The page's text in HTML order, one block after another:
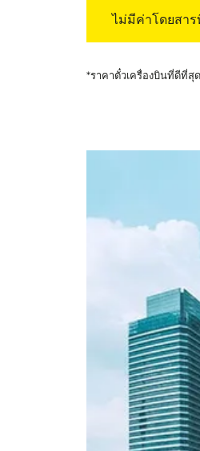
ไม่มีค่าโดยสา
*ราคาตั๋วเครื่องบินที่ดีที่